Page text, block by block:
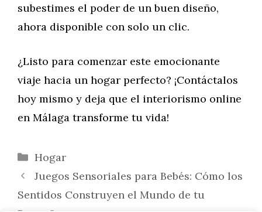
subestimes el poder de un buen diseño,
ahora disponible con solo un clic.
¿Listo para comenzar este emocionante
viaje hacia un hogar perfecto? ¡Contáctalos
hoy mismo y deja que el interiorismo online
en Málaga transforme tu vida!
Categorías
Hogar
Juegos Sensoriales para Bebés: Cómo los
Sentidos Construyen el Mundo de tu